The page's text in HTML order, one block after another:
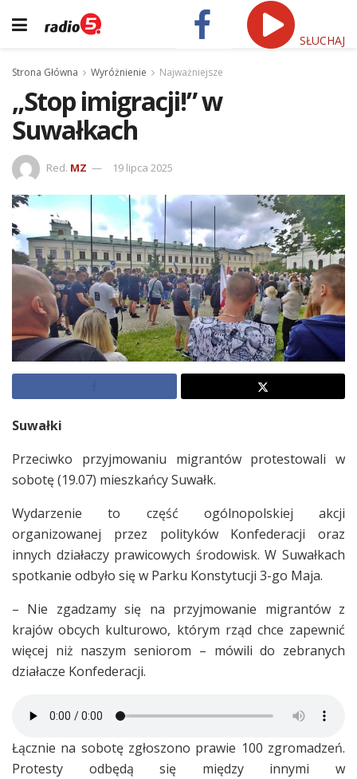
SŁUCHAJ
Strona Główna Wyróżnienie Najważniejsze
„Stop imigracji!” w
Suwałkach
Red. MZ 19 lipca 2025
Suwałki
Przeciwko przyjmowaniu migrantów protestowali w
sobotę (19.07) mieszkańcy Suwałk.
Wydarzenie to część ogólnopolskiej akcji
organizowanej przez polityków Konfederacji oraz
innych działaczy prawicowych środowisk. W Suwałkach
spotkanie odbyło się w Parku Konstytucji 3-go Maja.
– Nie zgadzamy się na przyjmowanie migrantów z
krajów obcych kulturowo, którym rząd chce zapewnić
więcej niż naszym seniorom – mówili do zebranych
działacze Konfederacji.
Łącznie na sobotę zgłoszono prawie 100 zgromadzeń.
Protesty odbędą się między innymi w